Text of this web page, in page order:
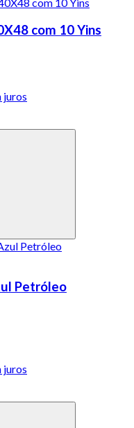
com 10 Yins
juros
Petróleo
juros